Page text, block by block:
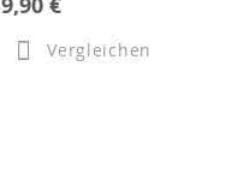
Vergleichen